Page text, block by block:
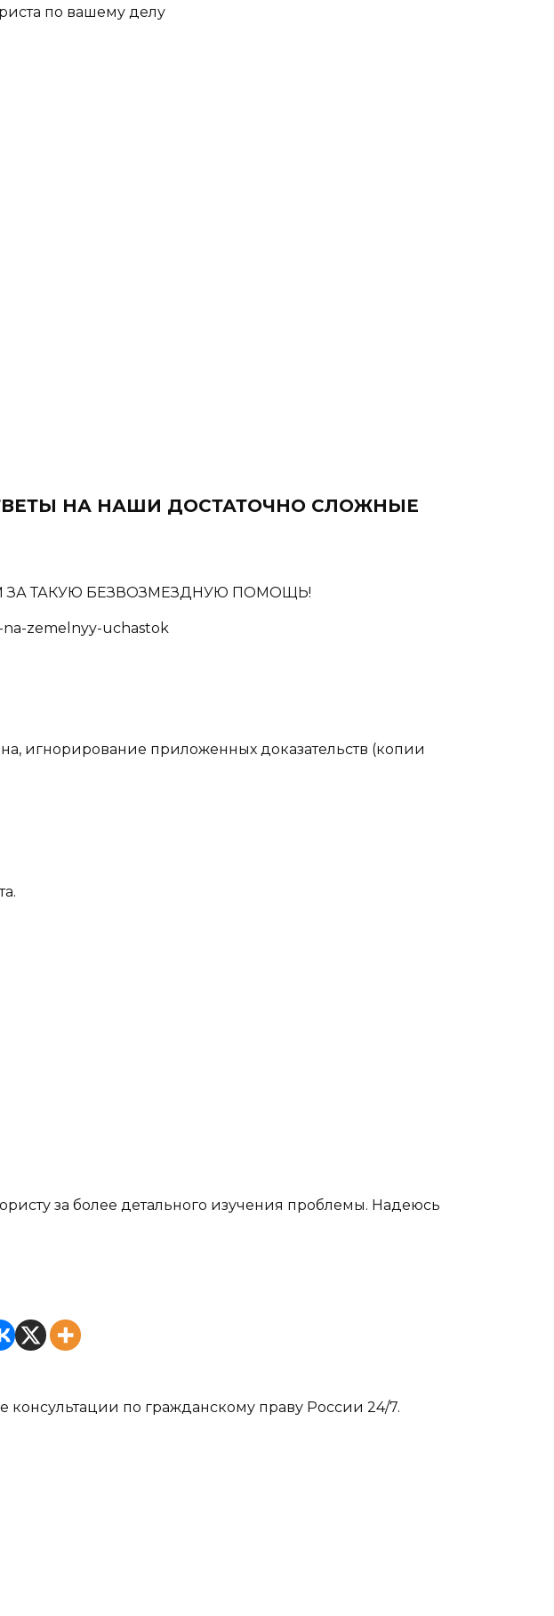
по вашему делу
НА НАШИ ДОСТАТОЧНО СЛОЖНЫЕ
ЗА ТАКУЮ БЕЗВОЗМЕЗДНУЮ ПОМОЩЬ!
na-zemelnyy-uchastok
игнорирование приложенных доказательств (копии
за более детального изучения проблемы. Надеюсь
по гражданскому праву России 24/7.